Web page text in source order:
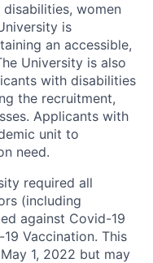
women
is
an accessible,
University is also
with disabilities
the recruitment,
Applicants with
unit to
need.
required all
(including
against Covid-19
Vaccination. This
1, 2022 but may